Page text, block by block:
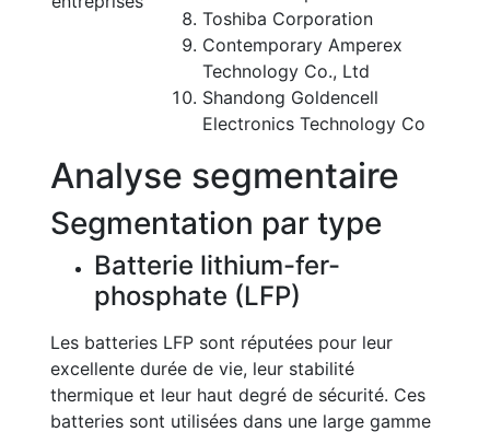
Toshiba Corporation
Contemporary Amperex
Technology Co., Ltd
Shandong Goldencell
Electronics Technology Co
Analyse segmentaire
Segmentation par type
Batterie lithium-fer-
phosphate (LFP)
Les batteries LFP sont réputées pour leur
excellente durée de vie, leur stabilité
thermique et leur haut degré de sécurité. Ces
batteries sont utilisées dans une large gamme